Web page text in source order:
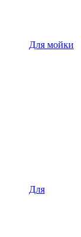
Для мойки
Для